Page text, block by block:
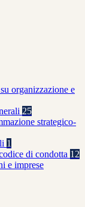
organizzazione e
25
strategico-
1
di condotta 12
e imprese